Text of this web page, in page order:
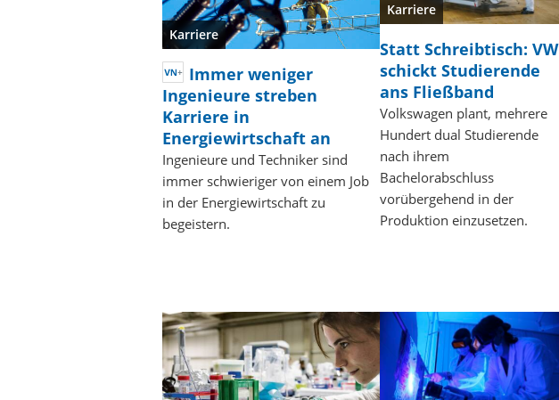
Karriere
Immer weniger
Ingenieure streben
Karriere in
Energiewirtschaft an
Ingenieure und Techniker sind
immer schwieriger von einem Job
in der Energiewirtschaft zu
begeistern.
Karriere
Statt Schreibtisch: VW
schickt Studierende
ans Fließband
Volkswagen plant, mehrere
Hundert dual Studierende
nach ihrem
Bachelorabschluss
vorübergehend in der
Produktion einzusetzen.